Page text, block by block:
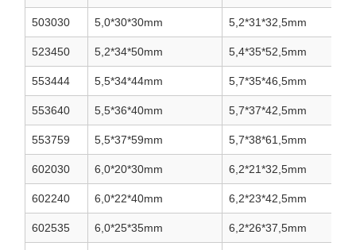
503030 5,0*30*30mm 5,2*31*32,5mm
523450 5,2*34*50mm 5,4*35*52,5mm
553444 5,5*34*44mm 5,7*35*46,5mm
553640 5,5*36*40mm 5,7*37*42,5mm
553759 5,5*37*59mm 5,7*38*61,5mm
602030 6,0*20*30mm 6,2*21*32,5mm
602240 6,0*22*40mm 6,2*23*42,5mm
602535 6,0*25*35mm 6,2*26*37,5mm